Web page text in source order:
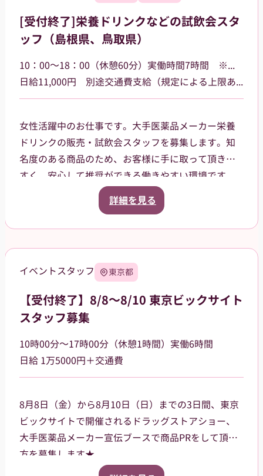
[受付終了]栄養ドリンクなどの試飲会スタ
ッフ（島根県、鳥取県）
10：00～18：00（休憩60分）実働時間7時間 ※勤務場所によって多少時間が異なる場合があります
日給11,000円 別途交通費支給（規定による上限あり）
女性活躍中のお仕事です。大手医薬品メーカー栄養
ドリンクの販売・試飲会スタッフを募集します。知
名度のある商品のため、お客様に手に取って頂きや
すく、安心して推奨ができる働きやすい環境です。
島根県・鳥取県のドラッグストア・ホームセンタ
ー・GMSなどでご就業頂きます。スタッフ登録後
詳細を見る
イベントスタッフ 東京都
【受付終了】8/8～8/10 東京ビックサイト
スタッフ募集
10時00分～17時00分（休憩1時間）実働6時間
日給 1万5000円＋交通費
8月8日（金）から8月10日（日）までの3日間、東京
ビックサイトで開催されるドラッグストアショー、
大手医薬品メーカー宣伝ブースで商品PRをして頂く
方を募集します★
ご案内いただく商品は、CMなどでも知名度がある有